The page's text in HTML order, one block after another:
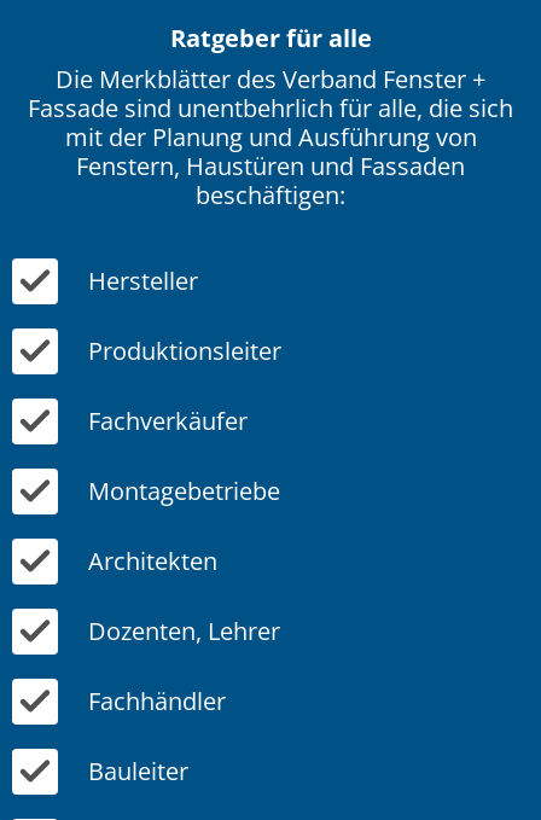
Ratgeber für alle
Die Merkblätter des Verband Fenster +
Fassade sind unentbehrlich für alle, die sich
mit der Planung und Ausführung von
Fenstern, Haustüren und Fassaden
beschäftigen:
Hersteller
Produktionsleiter
Fachverkäufer
Montagebetriebe
Architekten
Dozenten, Lehrer
Fachhändler
Bauleiter